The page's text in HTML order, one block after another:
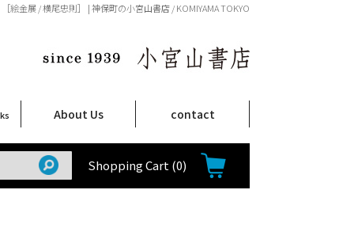
［絵金展 / 横尾忠則］ | 神保町の小宮山書店 / KOMIYAMA TOKYO
About Us
店舗案内
Shop Infomation
ご注文について
How to Order
特定商取引法に関する表示
プライバシーポリシー
contact
Shopping Cart (0)